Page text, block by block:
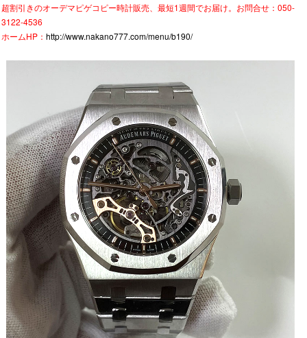
超割引きのオーデマピゲコピー時計販売、最短1週間でお届け。お問合せ：050-
3122-4536
ホームHP： http://www.nakano777.com/menu/b190/